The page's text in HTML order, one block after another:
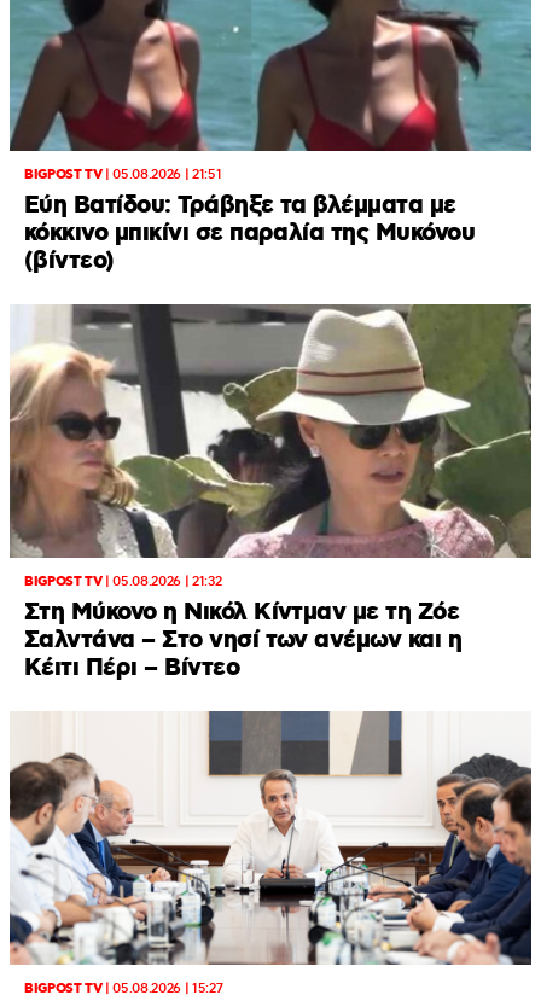
BIGPOST TV|05.08.2026 | 21:51
Εύη Βατίδου: Τράβηξε τα βλέμματα με
κόκκινο μπικίνι σε παραλία της Μυκόνου
(βίντεο)
BIGPOST TV|05.08.2026 | 21:32
Στη Μύκονο η Νικόλ Κίντμαν με τη Ζόε
Σαλντάνα – Στο νησί των ανέμων και η
Κέιτι Πέρι – Βίντεο
BIGPOST TV|05.08.2026 | 15:27